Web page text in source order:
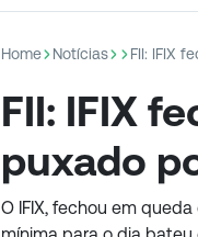
Home Notícias FII: IFIX
FII: IFIX
puxado
O IFIX, fechou em